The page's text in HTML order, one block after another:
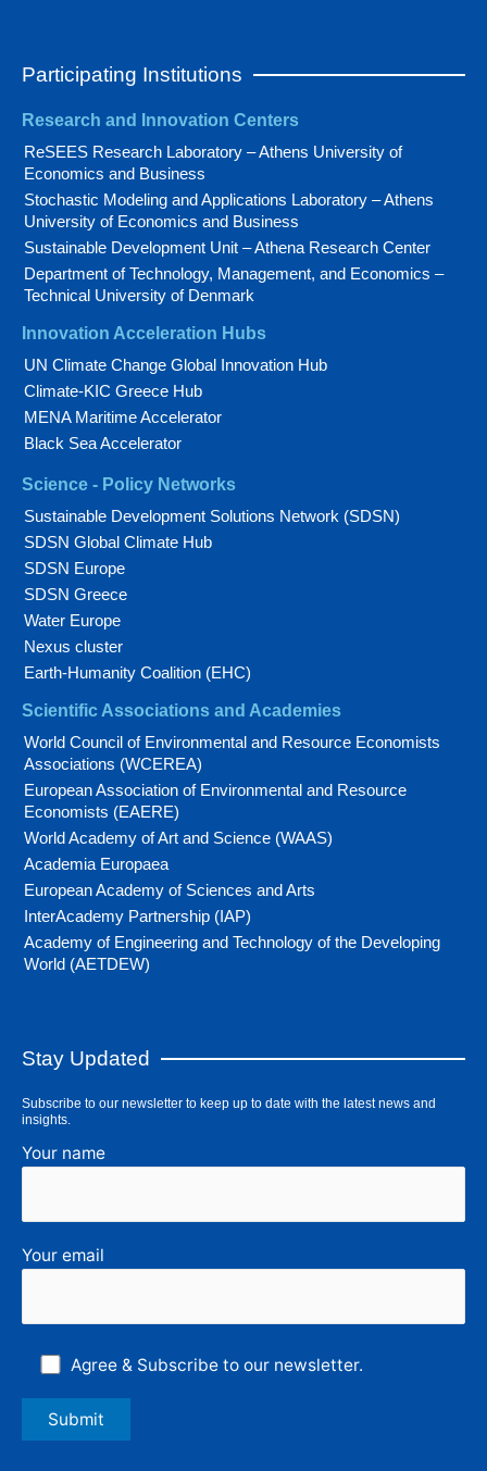
Participating Institutions
Research and Innovation Centers
ReSEES Research Laboratory – Athens University of
Economics and Business
Stochastic Modeling and Applications Laboratory – Athens
University of Economics and Business
Sustainable Development Unit – Athena Research Center
Department of Technology, Management, and Economics –
Technical University of Denmark
Innovation Acceleration Hubs
UN Climate Change Global Innovation Hub
Climate-KIC Greece Hub
MENA Maritime Accelerator
Black Sea Accelerator
Science - Policy Networks
Sustainable Development Solutions Network (SDSN)
SDSN Global Climate Hub
SDSN Europe
SDSN Greece
Water Europe
Nexus cluster
Earth-Humanity Coalition (EHC)
Scientific Associations and Academies
World Council of Environmental and Resource Economists
Associations (WCEREA)
European Association of Environmental and Resource
Economists (EAERE)
World Academy of Art and Science (WAAS)
Academia Europaea
European Academy of Sciences and Arts
InterAcademy Partnership (IAP)
Academy of Engineering and Technology of the Developing
World (AETDEW)
Stay Updated
Subscribe to our newsletter to keep up to date with the latest news and
insights.
Your name
Your email
Agree & Subscribe to our newsletter.